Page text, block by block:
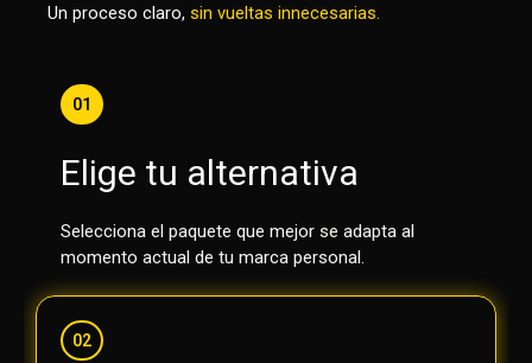
Un proceso claro, sin vueltas innecesarias.
01
Elige tu alternativa
Selecciona el paquete que mejor se adapta al
momento actual de tu marca personal.
02